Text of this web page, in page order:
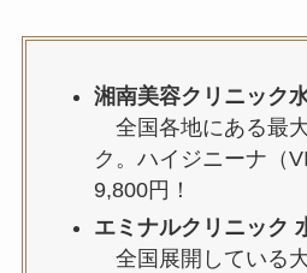
湘南美容クリニック
全国各地にある最
ク。ハイジニーナ（
9,800円！
エミナルクリニック
全国展開している